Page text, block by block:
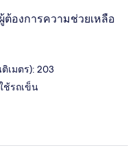
องการความช่วยเหลือ
เมตร): 203
ช้รถเข็น